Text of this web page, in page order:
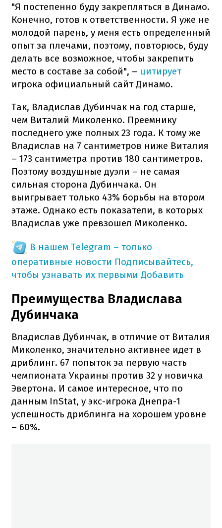
"Я постепенно буду закрепляться в Динамо.
Конечно, готов к ответственности. Я уже не
молодой парень, у меня есть определенный
опыт за плечами, поэтому, повторюсь, буду
делать все возможное, чтобы закрепить
место в составе за собой", – цитирует
игрока официальный сайт Динамо.
Так, Владислав Дубинчак на год старше,
чем Виталий Миколенко. Преемнику
последнего уже полных 23 года. К тому же
Владислав на 7 сантиметров ниже Виталия
– 173 сантиметра против 180 сантиметров.
Поэтому воздушные дуэли – не самая
сильная сторона Дубинчака. Он
выигрывает только 43% борьбы на втором
этаже. Однако есть показатели, в которых
Владислав уже превзошел Миколенко.
В нашем Telegram – только
оперативные новости Подписывайтесь,
чтобы узнавать их первыми Добавить
Преимущества Владислава
Дубинчака
Владислав Дубинчак, в отличие от Виталия
Миколенко, значительно активнее идет в
дриблинг. 67 попыток за первую часть
чемпионата Украины против 32 у новичка
Эвертона. И самое интересное, что по
данным InStat, у экс-игрока Днепра-1
успешность дриблинга на хорошем уровне
– 60%.